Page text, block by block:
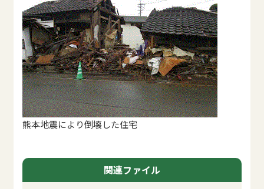
熊本地震により倒壊した住宅
関連ファイル